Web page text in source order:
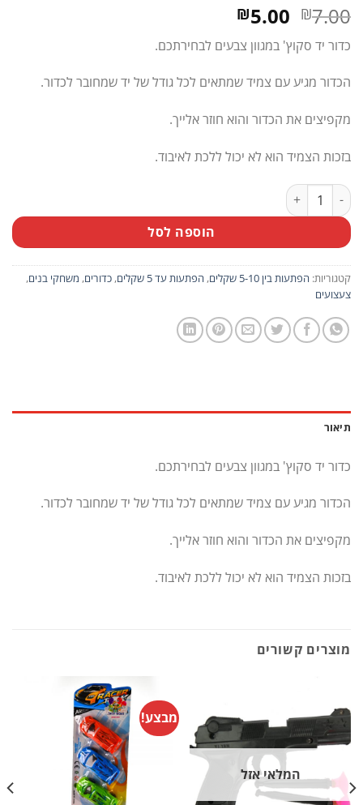
₪7.00 המחיר
המקורי
היה:
₪7.00.
₪5.00
הנוכחי
הוא:
₪5.00.
כדור יד סקוץ' במגוון צבעים לבחירתכם.
הכדור מגיע עם צמיד שמתאים לכל גודל של יד שמחובר לכדור.
מקפיצים את הכדור והוא חוזר אלייך.
בזכות הצמיד הוא לא יכול ללכת לאיבוד.
כמות של כדור יד סקוץ'-במגוון צבעים
הוספה לסל
קטגוריות: הפתעות בין 5-10 שקלים , הפתעות עד 5 שקלים , כדורים, משחקי בנים,
צעצועים
תיאור
כדור יד סקוץ' במגוון צבעים לבחירתכם.
הכדור מגיע עם צמיד שמתאים לכל גודל של יד שמחובר לכדור.
מקפיצים את הכדור והוא חוזר אלייך.
בזכות הצמיד הוא לא יכול ללכת לאיבוד.
מוצרים קשורים
המלאי אזל
מבצע!